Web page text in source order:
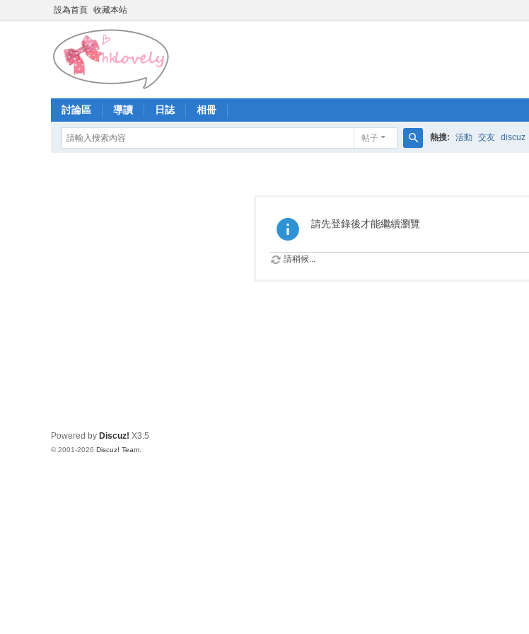
設為首頁 收藏本站
討論區 導讀 日誌 相冊
帖子 熱搜: 活動 交友 discuz
請先登錄後才能繼續瀏覽
請稍候...
Powered by Discuz! X3.5
© 2001-2026 Discuz! Team